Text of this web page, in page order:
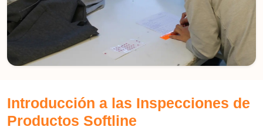
Introducción a las Inspecciones de
Productos Softline